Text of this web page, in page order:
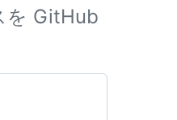
を GitHub